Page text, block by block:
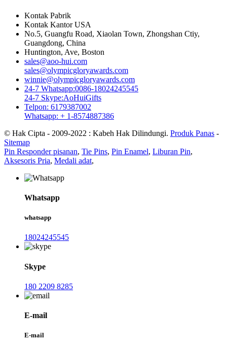
Kontak Pabrik
Kontak Kantor USA
No.5, Guangfu Road, Xiaolan Town, Zhongshan Ctiy,
Guangdong, China
Huntington, Ave, Boston
sales@aoo-hui.com
sales@olympicgloryawards.com
winnie@olympicgloryawards.com
24-7 Whatsapp:0086-18024245545
24-7 Skype:AoHuiGifts
Telpon: 6179387002
Whatsapp: + 1-8574887386
© Hak Cipta - 2009-2022 : Kabeh Hak Dilindungi. Produk Panas -
Sitemap
Pin Responder pisanan, Tie Pins, Pin Enamel, Liburan Pin,
Aksesoris Pria, Medali adat,
Whatsapp
whatsapp
18024245545
Skype
180 2209 8285
E-mail
E-mail